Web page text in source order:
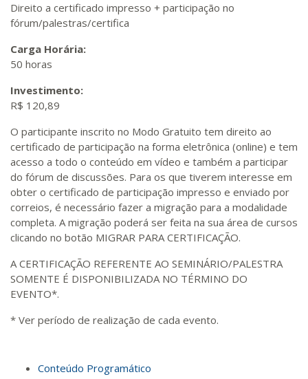
Direito a certificado impresso + participação no
fórum/palestras/certifica
Carga Horária:
50 horas
Investimento:
R$ 120,89
O participante inscrito no Modo Gratuito tem direito ao
certificado de participação na forma eletrônica (online) e tem
acesso a todo o conteúdo em vídeo e também a participar
do fórum de discussões. Para os que tiverem interesse em
obter o certificado de participação impresso e enviado por
correios, é necessário fazer a migração para a modalidade
completa. A migração poderá ser feita na sua área de cursos
clicando no botão MIGRAR PARA CERTIFICAÇÃO.
A CERTIFICAÇÃO REFERENTE AO SEMINÁRIO/PALESTRA
SOMENTE É DISPONIBILIZADA NO TÉRMINO DO
EVENTO*.
* Ver período de realização de cada evento.
Conteúdo Programático